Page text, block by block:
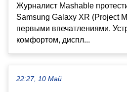
Журналист Mashable
Samsung Galaxy XR (Project
первыми впечатлениями.
комфортом, диспл...
22:27, 10 Май